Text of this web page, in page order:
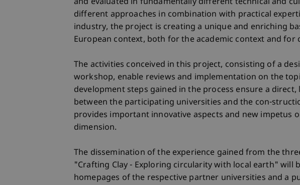
and evaluated in fundamentally different technical and
different approaches in combination with practical
industry, the project is creating a unique and enriching
European context, both for the academic context and for
The activities conceived in this project, consisting of a
workshop, enable reviews and implementation on the
development steps gained in the process ensure a direct,
between the participating universities and the con-
provides important innovative aspects and new impetus
dimension.
The dissemination of the experience gained from the
"Crafting Clay - Exploring circularity with local earth" will
homepages of the respective partner universities and a